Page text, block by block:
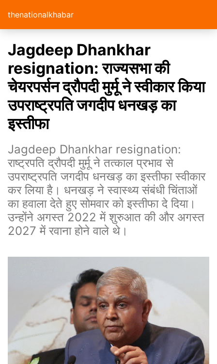
thenationalkhabar
Jagdeep Dhankhar
resignation: राज्यसभा की
चेयरपर्सन द्रौपदी मुर्मू ने स्वीकार किया
उपराष्ट्रपति जगदीप धनखड़ का
इस्तीफा
Jagdeep Dhankhar resignation:
राष्ट्रपति द्रौपदी मुर्मू ने तत्काल प्रभाव से
उपराष्ट्रपति जगदीप धनखड़ का इस्तीफा स्वीकार
कर लिया है। धनखड़ ने स्वास्थ्य संबंधी चिंताओं
का हवाला देते हुए सोमवार को इस्तीफा दे दिया।
उन्होंने अगस्त 2022 में शुरुआत की और अगस्त
2027 में रवाना होने वाले थे।